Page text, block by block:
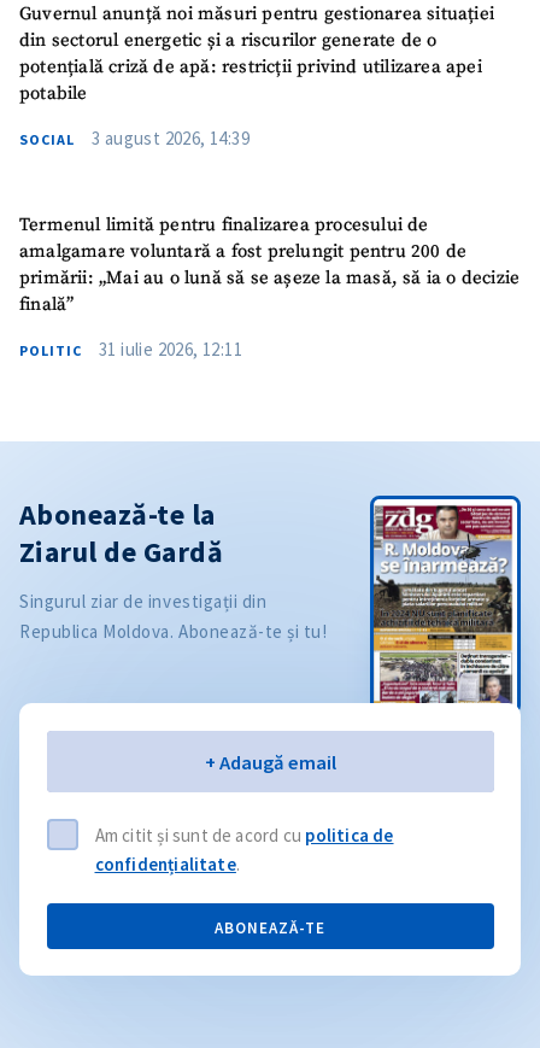
Guvernul anunță noi măsuri pentru gestionarea situației
din sectorul energetic și a riscurilor generate de o
potențială criză de apă: restricții privind utilizarea apei
potabile
SOCIAL 3 august 2026, 14:39
Termenul limită pentru finalizarea procesului de
amalgamare voluntară a fost prelungit pentru 200 de
primării: „Mai au o lună să se așeze la masă, să ia o decizie
finală”
POLITIC 31 iulie 2026, 12:11
Abonează-te la
Ziarul de Gardă
Singurul ziar de investigații din
Republica Moldova. Abonează-te și tu!
+ Adaugă email
Am citit și sunt de acord cu politica de
confidențialitate.
ABONEAZĂ-TE